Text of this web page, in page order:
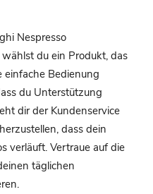
Nespresso
du ein Produkt, das
einfache Bedienung
du Unterstützung
dir der Kundenservice
dass dein
verläuft. Vertraue auf die
täglichen